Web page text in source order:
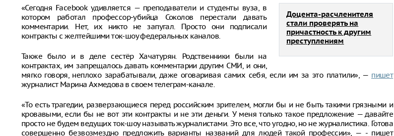
Доцента-расчленителя
стали проверять на
причастность к другим
преступлениям
«Сегодня Facebook удивляется — преподаватели и студенты вуза, в
котором работал профессор-убийца Соколов перестали давать
комментарии. Нет, их никто не запугал. Просто они подписали
контракты с желтейшими ток-шоу федеральных каналов.
Также было и в деле сестёр Хачатурян. Родственники были на
контрактах, им запрещалось давать комментарии другим СМИ, и они,
мягко говоря, неплохо зарабатывали, даже оговаривая самих себя, если им за это платили», — пишет
журналист Марина Ахмедова в своем телеграм-канале.
«То есть трагедии, разверзающиеся перед российским зрителем, могли бы и не быть такими грязными и
кровавыми, если бы не вот эти контракты и не эти деньги. У меня только такое предложение — давайте
просто не будем ведущих ток-шоу называть журналистами. Это все, что угодно, но не журналистика. Готова
совершенно безвозмездно предложить варианты названий для людей такой профессии», — - пишет